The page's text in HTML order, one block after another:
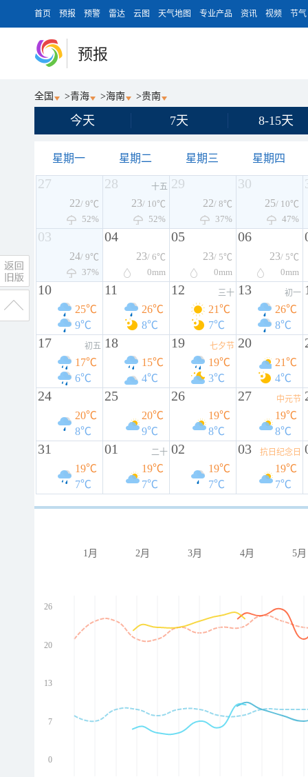
首页 预报 预警 雷达 云图 天气地图 专业产品 资讯 视频 节气
预报
全国 >青海 >海南 >贵南
今天 7天 8-15天
星期一 星期二 星期三 星期四
27
22/ 9℃
52%
28 十五
23/ 10℃
52%
29
22/ 8℃
37%
30
25/ 10℃
47%
03
24/ 9℃
37%
04
23/ 6℃
0mm
05
23/ 5℃
0mm
06
23/ 5℃
0mm
10
25℃
9℃
11
26℃
8℃
12 三十
21℃
7℃
13 初一
26℃
8℃
17 初五
17℃
6℃
18
15℃
4℃
19 七夕节
19℃
3℃
20
21℃
4℃
24
20℃
8℃
25
20℃
9℃
26
19℃
8℃
27 中元节
19℃
8℃
31
19℃
7℃
01 二十
19℃
7℃
02
19℃
7℃
03 抗日纪念日
19℃
7℃
1月 2月 3月 4月 5月
26
20
13
7
0